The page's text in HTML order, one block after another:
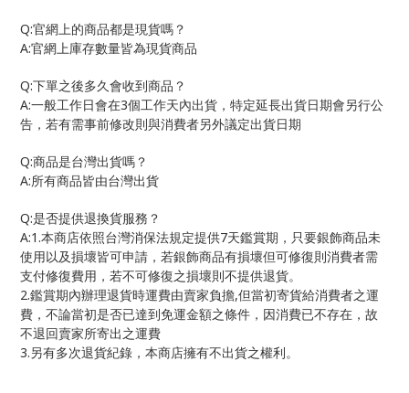
Q:官網上的商品都是現貨嗎？
A:官網上庫存數量皆為現貨商品
Q:下單之後多久會收到商品？
A:一般工作日會在3個工作天內出貨，特定延長出貨日期會另行公
告，若有需事前修改則與消費者另外議定出貨日期
Q:商品是台灣出貨嗎？
A:所有商品皆由台灣出貨
Q:是否提供退換貨服務？
A:1.本商店依照台灣消保法規定提供7天鑑賞期，只要銀飾商品未
使用以及損壞皆可申請，若銀飾商品有損壞但可修復則消費者需
支付修復費用，若不可修復之損壞則不提供退貨。
2.鑑賞期內辦理退貨時運費由賣家負擔,但當初寄貨給消費者之運
費，不論當初是否已達到免運金額之條件，因消費已不存在，故
不退回賣家所寄出之運費
3. 另有多次退貨紀錄，本商店擁有不出貨之權利。